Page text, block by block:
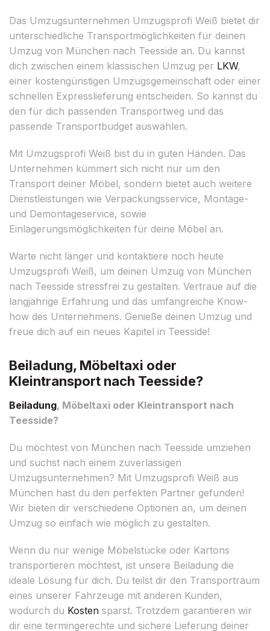
Das Umzugsunternehmen Umzugsprofi Weiß bietet dir
unterschiedliche Transportmöglichkeiten für deinen
Umzug von München nach Teesside an. Du kannst
dich zwischen einem klassischen Umzug per LKW,
einer kostengünstigen Umzugsgemeinschaft oder einer
schnellen Expresslieferung entscheiden. So kannst du
den für dich passenden Transportweg und das
passende Transportbudget auswählen.
Mit Umzugsprofi Weiß bist du in guten Händen. Das
Unternehmen kümmert sich nicht nur um den
Transport deiner Möbel, sondern bietet auch weitere
Dienstleistungen wie Verpackungsservice, Montage-
und Demontageservice, sowie
Einlagerungsmöglichkeiten für deine Möbel an.
Warte nicht länger und kontaktiere noch heute
Umzugsprofi Weiß, um deinen Umzug von München
nach Teesside stressfrei zu gestalten. Vertraue auf die
langjährige Erfahrung und das umfangreiche Know-
how des Unternehmens. Genieße deinen Umzug und
freue dich auf ein neues Kapitel in Teesside!
Beiladung, Möbeltaxi oder
Kleintransport nach Teesside?
Beiladung, Möbeltaxi oder Kleintransport nach
Teesside?
Du möchtest von München nach Teesside umziehen
und suchst nach einem zuverlässigen
Umzugsunternehmen? Mit Umzugsprofi Weiß aus
München hast du den perfekten Partner gefunden!
Wir bieten dir verschiedene Optionen an, um deinen
Umzug so einfach wie möglich zu gestalten.
Wenn du nur wenige Möbelstücke oder Kartons
transportieren möchtest, ist unsere Beiladung die
ideale Lösung für dich. Du teilst dir den Transportraum
eines unserer Fahrzeuge mit anderen Kunden,
wodurch du Kosten sparst. Trotzdem garantieren wir
dir eine termingerechte und sichere Lieferung deiner